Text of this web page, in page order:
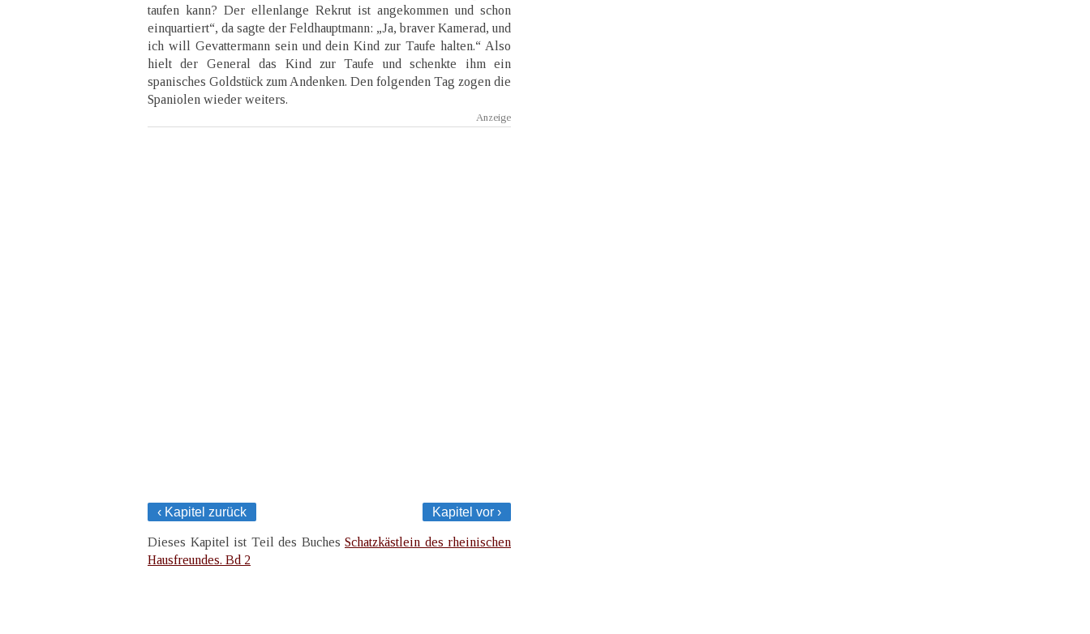
taufen kann? Der ellenlange Rekrut ist angekommen und schon
einquartiert“, da sagte der Feldhauptmann: „Ja, braver Kamerad, und
ich will Gevattermann sein und dein Kind zur Taufe halten.“ Also
hielt der General das Kind zur Taufe und schenkte ihm ein
spanisches Goldstück zum Andenken. Den folgenden Tag zogen die
Spaniolen wieder weiters.
‹ Kapitel zurück Kapitel vor ›
Dieses Kapitel ist Teil des Buches Schatzkästlein des rheinischen
Hausfreundes. Bd 2